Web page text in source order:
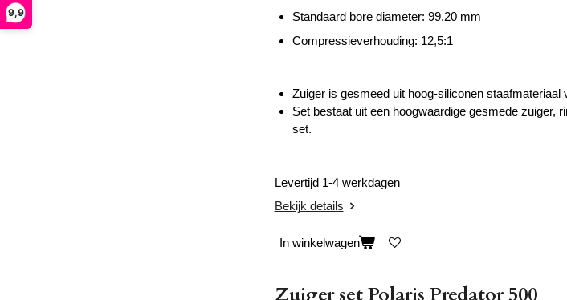
9,9
Standaard bore diameter: 99,20 mm
Compressieverhouding: 12,5:1
Zuiger is gesmeed uit hoog-siliconen
Set bestaat uit een hoogwaardige gesmede zuiger,
set.
Levertijd 1-4 werkdagen
Bekijk details
In winkelwagen
Zuiger set Polaris Predator 500